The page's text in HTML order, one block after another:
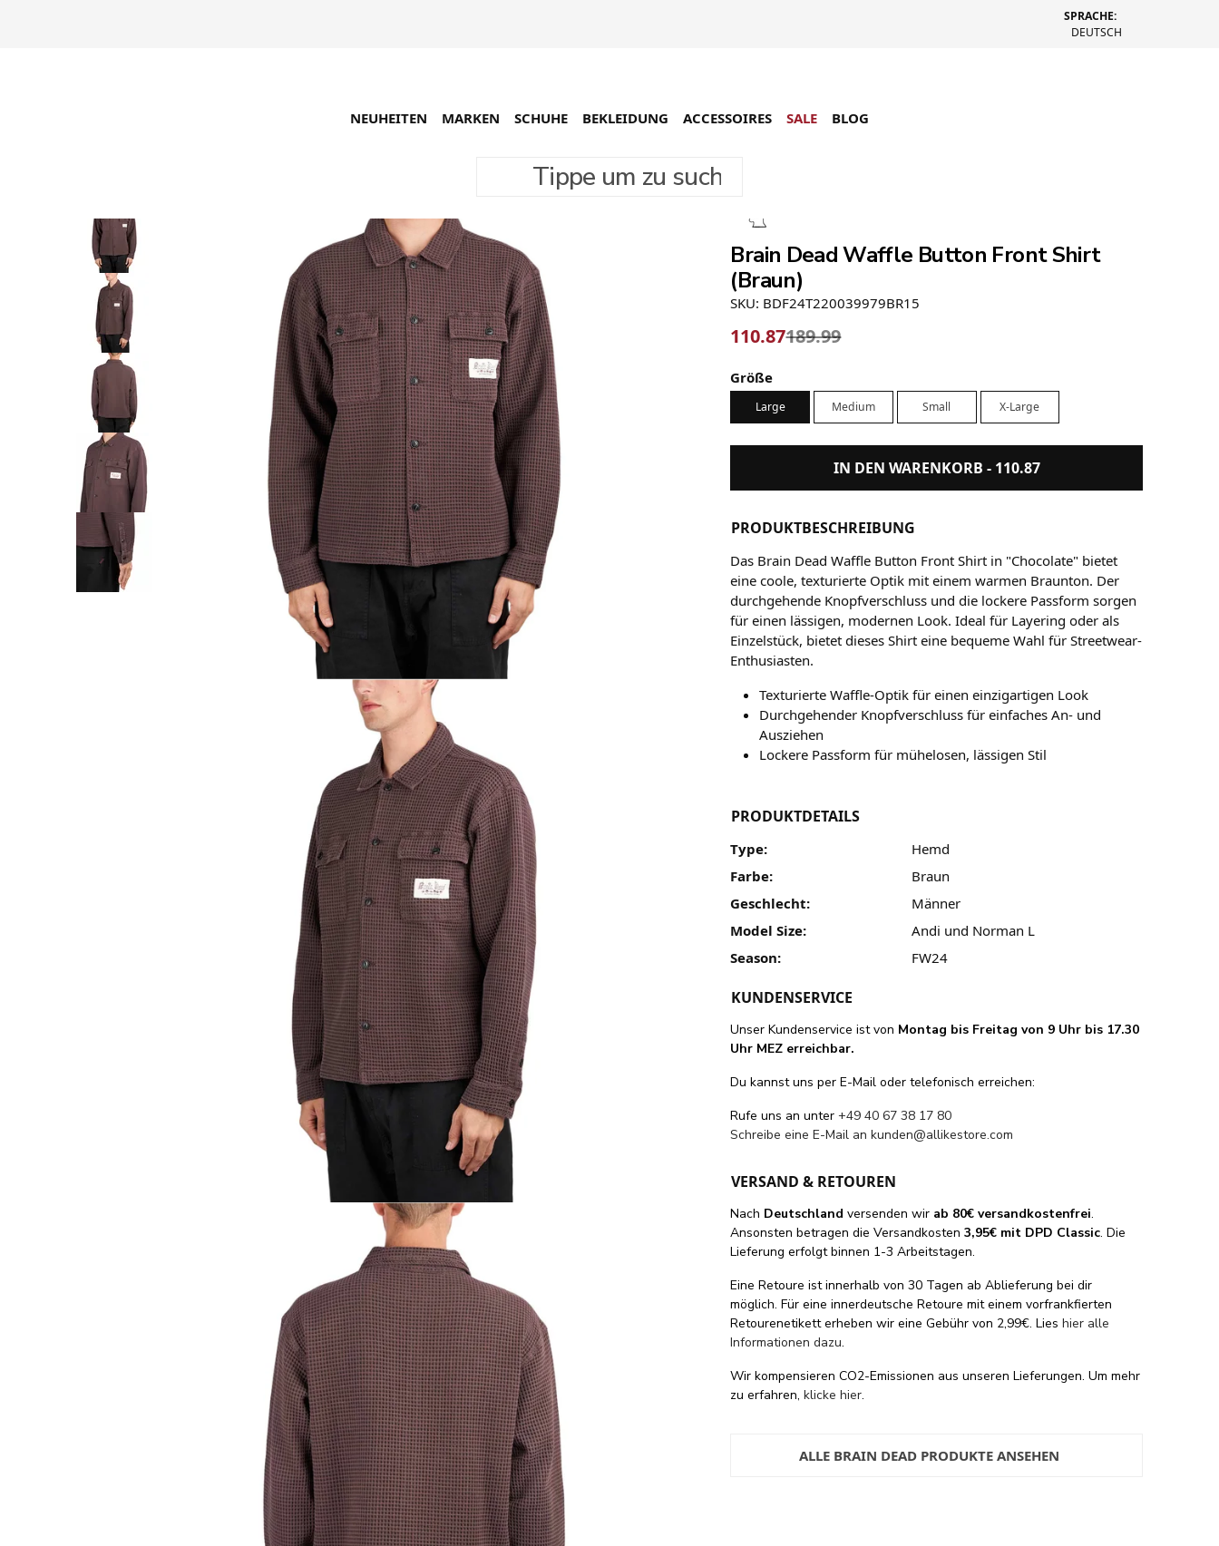
SPRACHE:
DEUTSCH
Tippe um zu suchen
NEUHEITEN MARKEN SCHUHE BEKLEIDUNG ACCESSOIRES SALE BLOG
Brain Dead Waffle Button Front Shirt
(Braun)
SKU: BDF24T220039979BR15
110.87189.99
Größe
Large Medium Small X-Large
IN DEN WARENKORB - 110.87
PRODUKTBESCHREIBUNG
Das Brain Dead Waffle Button Front Shirt in "Chocolate" bietet
eine coole, texturierte Optik mit einem warmen Braunton. Der
durchgehende Knopfverschluss und die lockere Passform sorgen
für einen lässigen, modernen Look. Ideal für Layering oder als
Einzelstück, bietet dieses Shirt eine bequeme Wahl für Streetwear-
Enthusiasten.
Texturierte Waffle-Optik für einen einzigartigen Look
Durchgehender Knopfverschluss für einfaches An- und
Ausziehen
Lockere Passform für mühelosen, lässigen Stil
PRODUKTDETAILS
Type:
Hemd
Farbe:
Braun
Geschlecht:
Männer
Model Size:
Andi und Norman L
Season:
FW24
KUNDENSERVICE
Unser Kundenservice ist von Montag bis Freitag von 9 Uhr bis 17.30
Uhr MEZ erreichbar.
Du kannst uns per E-Mail oder telefonisch erreichen:
Rufe uns an unter+49 40 67 38 17 80
Schreibe eine E-Mail ankunden@allikestore.com
VERSAND & RETOUREN
Nach Deutschland versenden wir ab 80€ versandkostenfrei.
Ansonsten betragen die Versandkosten3,95€ mit DPD Classic. Die
Lieferung erfolgt binnen 1-3 Arbeitstagen.
Eine Retoure ist innerhalb von 30 Tagen ab Ablieferung bei dir
möglich. Für eine innerdeutsche Retoure mit einem vorfrankfierten
Retourenetikett erheben wir eine Gebühr von 2,99€. Lieshier alle
Informationen dazu.
Wir kompensieren CO2-Emissionen aus unseren Lieferungen. Um mehr
zu erfahren,klicke hier.
ALLE BRAIN DEAD PRODUKTE ANSEHEN